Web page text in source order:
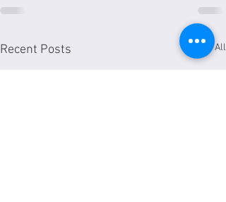
Recent Posts See All